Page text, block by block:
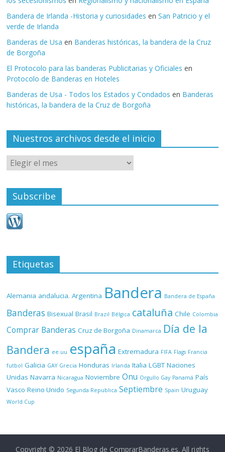
Bandera de Irlanda -Historia y curiosidades enSan Patricio y el
verde de Irlanda
Banderas de Usa en Banderas históricas, la bandera de la Cruz
de Borgoña
El Protocolo para las banderas Publicitarias y Oficiales en
Protocolo de Banderas en Hoteles
Banderas de Usa - Todos los Estados y Condados en Banderas
históricas, la bandera de la Cruz de Borgoña
Nuestros archivos desde el inicio
Subscribe
Etiquetas
Alemania andalucia. Argentina Bandera Bandera de España
Banderas Bisexual Brasil Brazil Bélgica cataluña Chile Colombia
Comprar Banderas Cruz de Borgoña Dinamarca Día de la
Bandera ee.uu españa Extremadura FIFA Flags Francia
futbol Galicia GAY Grecia Honduras Irlanda Italia LGBT Naciones
Unidas Navarra Nicaragua Noviembre Onu Orgullo Gay Panamá País
Vasco Reino Unido Segunda Republica Septiembre Spain Uruguay
World Cup
Copyright © 2026 El Blog de ComprarBanderas.es. All rights